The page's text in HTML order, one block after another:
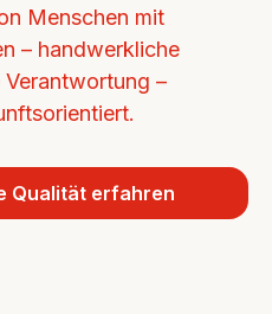
Menschen mit
– handwerkliche
–
Qualität erfahren